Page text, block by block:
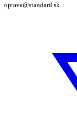
oprava@standard.sk